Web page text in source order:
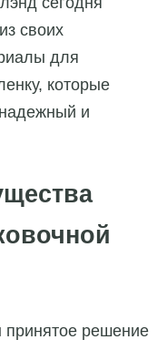
своих
для
которые
и
принятое решение